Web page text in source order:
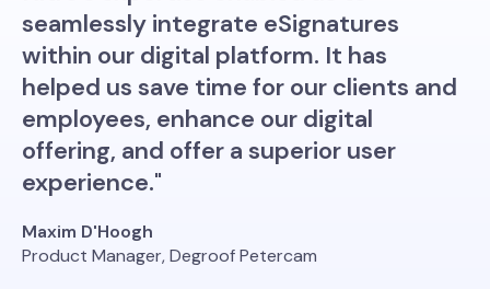
seamlessly integrate eSignatures
within our digital platform. It has
helped us save time for our clients and
employees, enhance our digital
offering, and offer a superior user
experience."
Maxim D'Hoogh
Product Manager, Degroof Petercam